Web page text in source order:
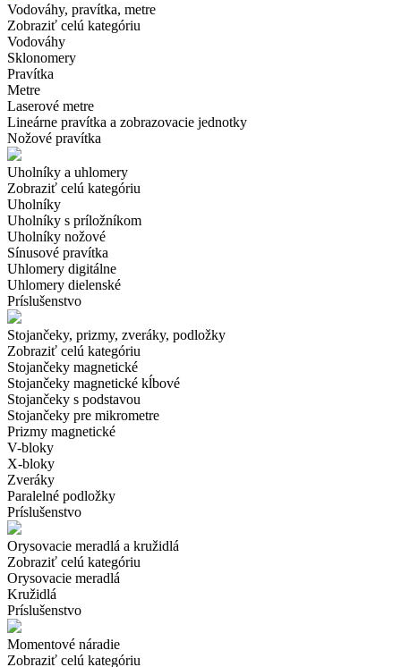
Vodováhy, pravítka, metre
Zobraziť celú kategóriu
Vodováhy
Sklonomery
Pravítka
Metre
Laserové metre
Lineárne pravítka a zobrazovacie jednotky
Nožové pravítka
Uholníky a uhlomery
Zobraziť celú kategóriu
Uholníky
Uholníky s príložníkom
Uholníky nožové
Sínusové pravítka
Uhlomery digitálne
Uhlomery dielenské
Príslušenstvo
Stojančeky, prizmy, zveráky, podložky
Zobraziť celú kategóriu
Stojančeky magnetické
Stojančeky magnetické kĺbové
Stojančeky s podstavou
Stojančeky pre mikrometre
Prizmy magnetické
V-bloky
X-bloky
Zveráky
Paralelné podložky
Príslušenstvo
Orysovacie meradlá a kružidlá
Zobraziť celú kategóriu
Orysovacie meradlá
Kružidlá
Príslušenstvo
Momentové náradie
Zobraziť celú kategóriu